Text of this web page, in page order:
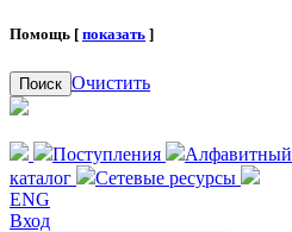
Помощь [ показать ]
Поиск Очистить
Поступления Алфавитный
каталог
Сетевые ресурсы
ENG
Вход